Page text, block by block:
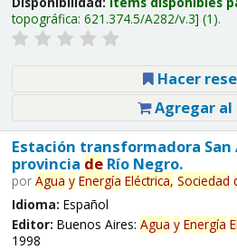
topográfica: 621.374.5/A282/v.3 (1).
Hacer
Agregar
Estación transformadora
provincia deRío Negro.
por Agua y Energía Eléctrica, Sociedad
Idioma: Español
Editor: Buenos Aires: Agua y Energía
1998